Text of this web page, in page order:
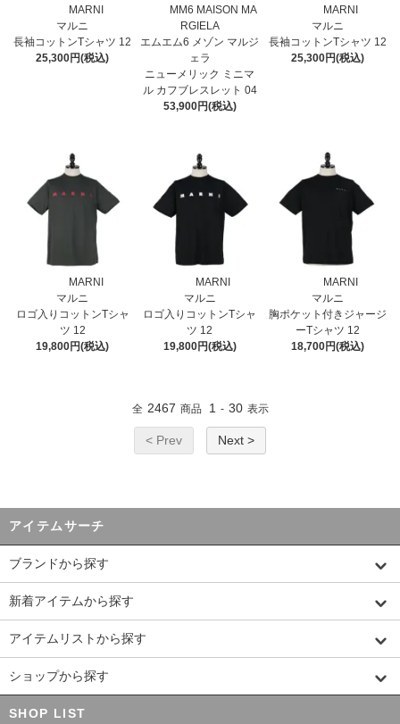
MARNI
マルニ
長袖コットンTシャツ 12
25,300円(税込)
MM6 MAISON MA
RGIELA
エムエム6 メゾン マルジ
ェラ
ニューメリック ミニマ
ル カフブレスレット 04
53,900円(税込)
MARNI
マルニ
長袖コットンTシャツ 12
25,300円(税込)
MARNI
マルニ
ロゴ入りコットンTシャ
ツ 12
19,800円(税込)
MARNI
マルニ
ロゴ入りコットンTシャ
ツ 12
19,800円(税込)
MARNI
マルニ
胸ポケット付きジャージ
ーTシャツ 12
18,700円(税込)
全 2467 商品 1 - 30 表示
< Prev Next >
アイテムサーチ
ブランドから探す
新着アイテムから探す
アイテムリストから探す
ショップから探す
SHOP LIST